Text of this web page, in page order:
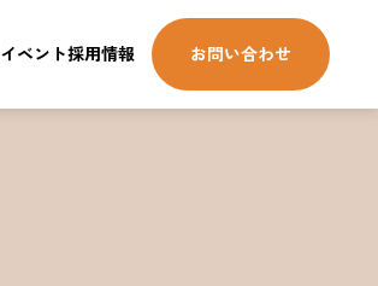
イベント採用情報 お問い合わせ